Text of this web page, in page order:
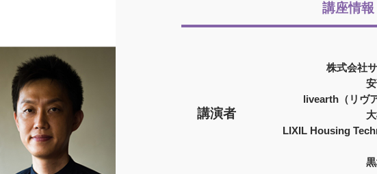
講座情報
講演者
株式会社
livearth（リヴ
LIXIL Housing